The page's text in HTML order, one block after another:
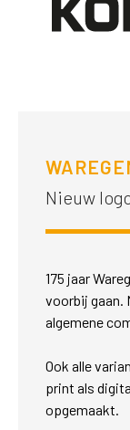
Nieuw
175 jaar
voorbij gaan.
algemene
Ook alle
print als
opgemaakt.